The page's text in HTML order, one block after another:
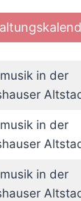
in der
in der
in der